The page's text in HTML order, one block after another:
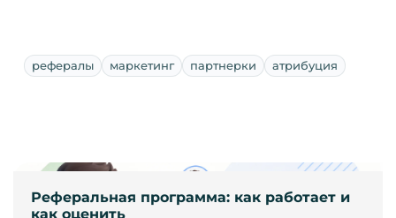
рефералы маркетинг партнерки атрибуция
Реферальная программа: как работает и
как оценить